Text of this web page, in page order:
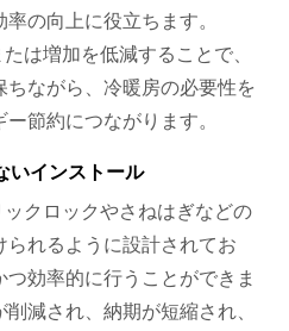
の向上に役立ちます。
は増加を低減することで、
ながら、冷暖房の必要性を
節約につながります。
いインストール
クロックやさねはぎなどの
れるように設計されてお
効率的に行うことができま
減され、納期が短縮され、